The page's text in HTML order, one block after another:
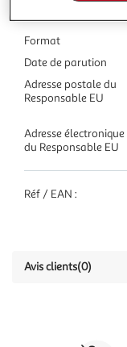
Format
Date de parution
Adresse postale du
Responsable EU
Adresse électronique
du Responsable EU
Réf / EAN :
Avis clients(0)